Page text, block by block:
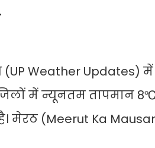
Weather Updates)
में न्यूनतम तापमान
मेरठ (Meerut Ka